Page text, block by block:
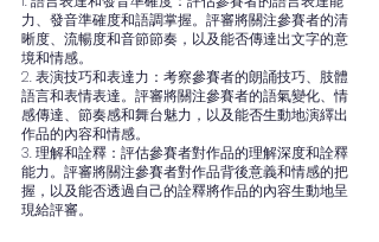
力、發音準確度和語調掌握。評審將關注參賽者的清
晰度、流暢度和音節節奏，以及能否傳達出文字的意
境和情感。
2. 表演技巧和表達力：考察參賽者的朗誦技巧、肢體
語言和表情表達。評審將關注參賽者的語氣變化、情
感傳達、節奏感和舞台魅力，以及能否生動地演繹出
作品的內容和情感。
3. 理解和詮釋：評估參賽者對作品的理解深度和詮釋
能力。評審將關注參賽者對作品背後意義和情感的把
握，以及能否透過自己的詮釋將作品的內容生動地呈
現給評審。